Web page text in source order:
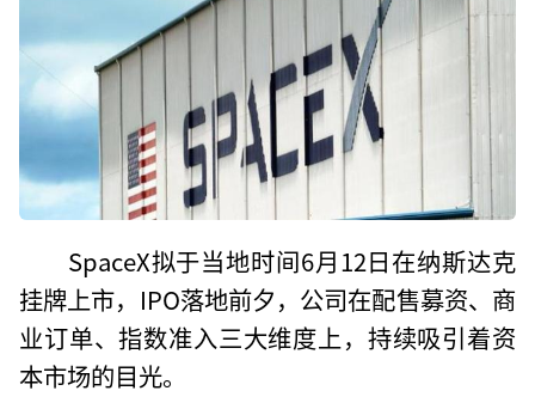
SpaceX拟于当地时间6月12日在纳斯达克
挂牌上市，IPO落地前夕，公司在配售募资、商
业订单、指数准入三大维度上，持续吸引着资
本市场的目光。